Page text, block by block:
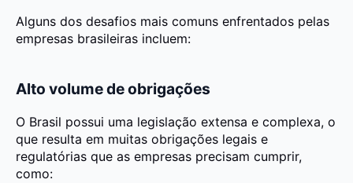
Alguns dos desafios mais comuns enfrentados pelas
empresas brasileiras incluem:
Alto volume de obrigações
O Brasil possui uma legislação extensa e complexa, o
que resulta em muitas obrigações legais e
regulatórias que as empresas precisam cumprir,
como: